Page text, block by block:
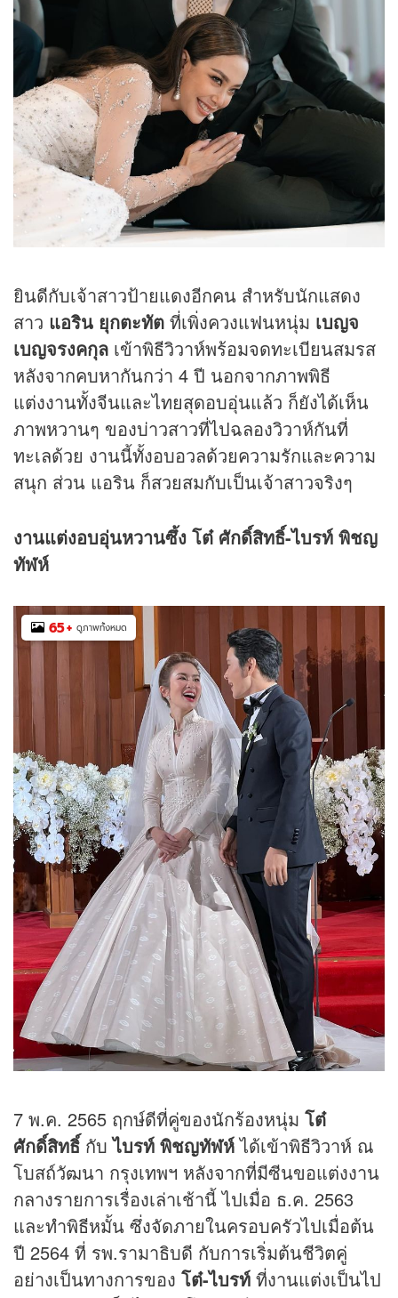
ยินดีกับเจ้าสาวป้ายแดงอีกคน สำหรับนักแสดง
สาว แอริน ยุกตะทัต ที่เพิ่งควงแฟนหนุ่ม เบญจ
เบญจรงคกุล เข้าพิธีวิวาห์พร้อมจดทะเบียนสมรส
หลังจากคบหากันกว่า 4 ปี นอกจากภาพพิธี
แต่งงานทั้งจีนและไทยสุดอบอุ่นแล้ว ก็ยังได้เห็น
ภาพหวานๆ ของบ่าวสาวที่ไปฉลองวิวาห์กันที่
ทะเลด้วย งานนี้ทั้งอบอวลด้วยความรักและความ
สนุก ส่วน แอริน ก็สวยสมกับเป็นเจ้าสาวจริงๆ
งานแต่งอบอุ่นหวานซึ้ง โต๋ ศักดิ์สิทธิ์-ไบรท์ พิชญ
ทัฬห์
65+ ดูภาพทั้งหมด
7 พ.ค. 2565 ฤกษ์ดีที่คู่ของนักร้องหนุ่ม โต๋
ศักดิ์สิทธิ์ กับไบรท์ พิชญทัฬห์ได้เข้าพิธีวิวาห์ ณ
โบสถ์วัฒนา กรุงเทพฯ หลังจากที่มีซีนขอแต่งงาน
กลางรายการเรื่องเล่าเช้านี้ ไปเมื่อ ธ.ค. 2563
และทำพิธีหมั้น ซึ่งจัดภายในครอบครัวไปเมื่อต้น
ปี 2564 ที่ รพ.รามาธิบดี กับการเริ่มต้นชีวิตคู่
อย่างเป็นทางการของ โต๋-ไบรท์ ที่งานแต่งเป็นไป